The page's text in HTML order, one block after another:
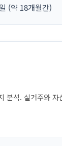
(약 18개월간)
분석. 실거주와